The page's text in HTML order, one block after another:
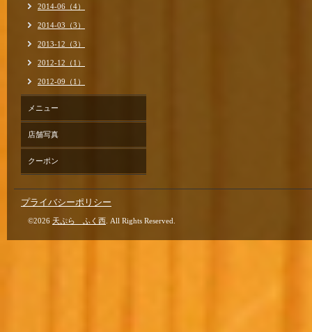
2014-06（4）
2014-03（3）
2013-12（3）
2012-12（1）
2012-09（1）
メニュー
店舗写真
クーポン
プライバシーポリシー
©2026 天ぷら ふく西 . All Rights Reserved.